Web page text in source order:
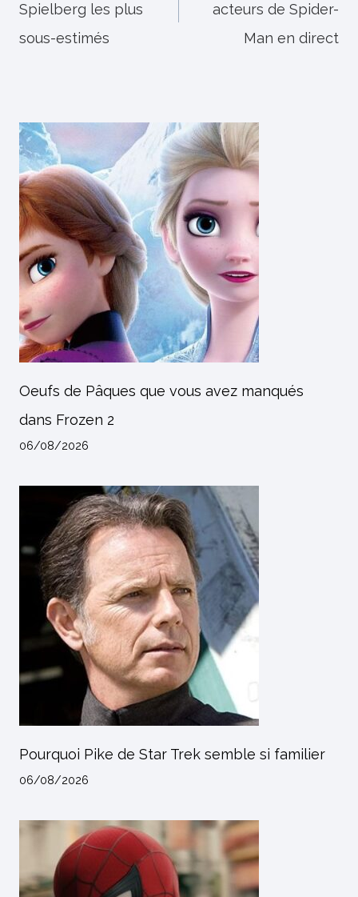
l’article
Spielberg les plus
sous-estimés
acteurs de Spider-
Man en direct
Oeufs de Pâques que vous avez manqués
dans Frozen 2
06/08/2026
Pourquoi Pike de Star Trek semble si familier
06/08/2026